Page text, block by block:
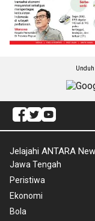
Jelajahi ANTARA
Jawa Tengah
Peristiwa
Ekonomi
Bola